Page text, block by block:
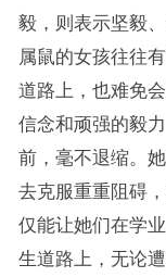
毅，则表示坚毅
属鼠的女孩往往
道路上，也难免
信念和顽强的毅
前，毫不退缩。
去克服重重阻碍
仅能让她们在学
生道路上，无论